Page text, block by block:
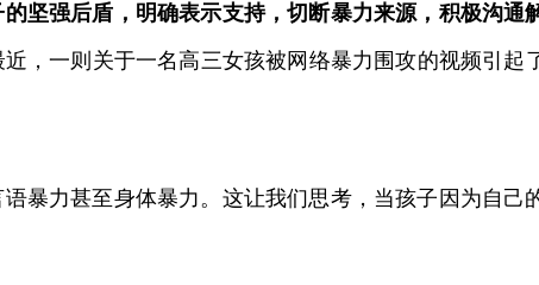
坚强后盾，明确表示支持，切断暴力来源，积极沟通
，一则关于一名高三女孩被网络暴力围攻的视频引起
暴力甚至身体暴力。这让我们思考，当孩子因为自己